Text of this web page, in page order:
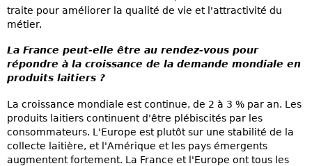
traite pour améliorer la qualité de vie et l'attractivité du
métier.
La France peut-elle être au rendez-vous pour
répondre à la croissance de la demande mondiale en
produits laitiers ?
La croissance mondiale est continue, de 2 à 3 % par an. Les
produits laitiers continuent d'être plébiscités par les
consommateurs. L'Europe est plutôt sur une stabilité de la
collecte laitière, et l'Amérique et les pays émergents
augmentent fortement. La France et l'Europe ont tous les